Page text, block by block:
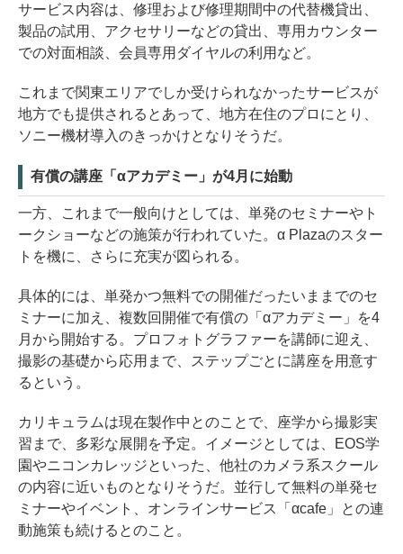
サービス内容は、修理および修理期間中の代替機貸出、
製品の試用、アクセサリーなどの貸出、専用カウンター
での対面相談、会員専用ダイヤルの利用など。
これまで関東エリアでしか受けられなかったサービスが
地方でも提供されるとあって、地方在住のプロにとり、
ソニー機材導入のきっかけとなりそうだ。
有償の講座「αアカデミー」が4月に始動
一方、これまで一般向けとしては、単発のセミナーやト
ークショーなどの施策が行われていた。α Plazaのスター
トを機に、さらに充実が図られる。
具体的には、単発かつ無料での開催だったいままでのセ
ミナーに加え、複数回開催で有償の「αアカデミー」を4
月から開始する。プロフォトグラファーを講師に迎え、
撮影の基礎から応用まで、ステップごとに講座を用意す
るという。
カリキュラムは現在製作中とのことで、座学から撮影実
習まで、多彩な展開を予定。イメージとしては、EOS学
園やニコンカレッジといった、他社のカメラ系スクール
の内容に近いものとなりそうだ。並行して無料の単発セ
ミナーやイベント、オンラインサービス「αcafe」との連
動施策も続けるとのこと。